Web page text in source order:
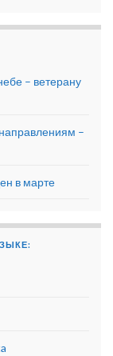
– ветерану
–
в марте